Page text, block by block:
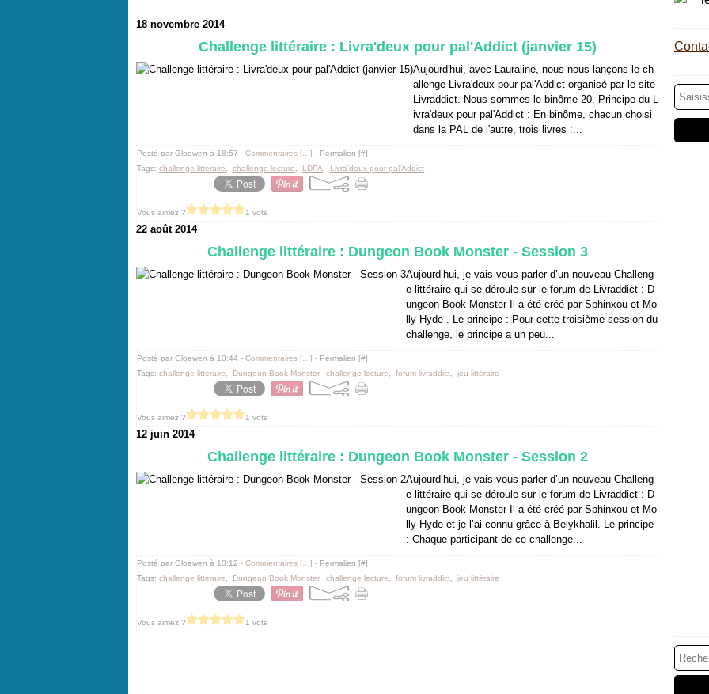
18 novembre 2014
Challenge littéraire : Livra'deux pour pal'Addict (janvier 15)
Aujourd'hui, avec Lauraline, nous nous lançons le ch
allenge Livra'deux pour pal'Addict organisé par le site
Livraddict. Nous sommes le binôme 20. Principe du L
ivra'deux pour pal'Addict : En binôme, chacun choisi
dans la PAL de l'autre, trois livres :...
Posté par Gloewen à 18:57 - Commentaires [ ] - Permalien [#]
Tags: challenge littéraire challenge lecture LDPA Livra'deux pour pal'Addict
Vous aimez ? 1 vote
22 août 2014
Challenge littéraire : Dungeon Book Monster - Session 3
Aujourd’hui, je vais vous parler d’un nouveau Challeng
e littéraire qui se déroule sur le forum de Livraddict : D
ungeon Book Monster Il a été créé par Sphinxou et Mo
lly Hyde . Le principe : Pour cette troisième session du
challenge, le principe a un peu...
Posté par Gloewen à 10:44 - Commentaires [ ] - Permalien [#]
Tags: challenge littéraire Dungeon Book Monster, challenge lecture forum livraddict jeu littéraire
Vous aimez ? 1 vote
12 juin 2014
Challenge littéraire : Dungeon Book Monster - Session 2
Aujourd’hui, je vais vous parler d’un nouveau Challeng
e littéraire qui se déroule sur le forum de Livraddict : D
ungeon Book Monster Il a été créé par Sphinxou et Mo
lly Hyde et je l’ai connu grâce à Belykhalil. Le principe
: Chaque participant de ce challenge...
Posté par Gloewen à 10:12 - Commentaires [ ] - Permalien [#]
Tags: challenge littéraire Dungeon Book Monster, challenge lecture forum livraddict jeu littéraire
Vous aimez ? 1 vote